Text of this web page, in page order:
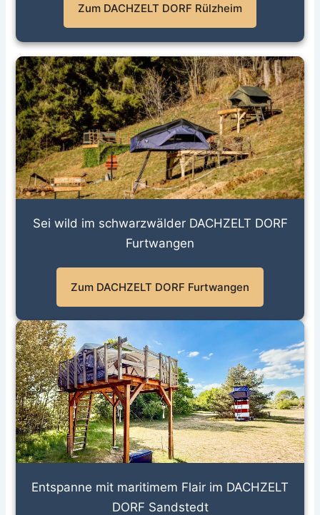
Zum DACHZELT DORF Rülzheim
Sei wild im schwarzwälder DACHZELT DORF
Furtwangen
Zum DACHZELT DORF Furtwangen
Entspanne mit maritimem Flair im DACHZELT
DORF Sandstedt